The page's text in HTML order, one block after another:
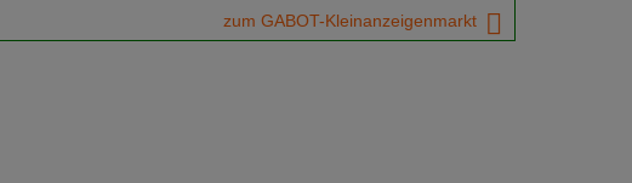
zum GABOT-Kleinanzeigenmarkt